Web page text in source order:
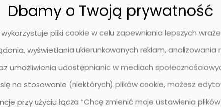
KOSZYKA DO KOSZYKA
Dbamy o Twoją prywatność
pliki cookie w celu zapewniania lepszych
wyświetlania ukierunkowanych reklam, analizowania
umożliwienia udostępniania w mediach
na stosowanie (niektórych) plików cookie, możesz
przy użyciu łącza “Chcę zmienić moje ustawienia plików